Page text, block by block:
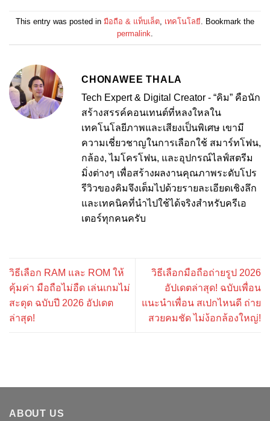
This entry was posted in มือถือ & แท็บเล็ต เทคโนโลยี . Bookmark the
permalink
CHONAWEE THALA
Tech Expert & Digital Creator - “คิม” คือนัก
สร้างสรรค์คอนเทนต์ที่หลงใหลใน
เทคโนโลยีภาพและเสียงเป็นพิเศษ เขามี
ความเชี่ยวชาญในการเลือกใช้ สมาร์ทโฟน,
กล้อง, ไมโครโฟน, และอุปกรณ์ไลฟ์สตรีม
มิ่งต่างๆ เพื่อสร้างผลงานคุณภาพระดับโปร
รีวิวของคิมจึงเต็มไปด้วยรายละเอียดเชิงลึก
และเทคนิคที่นำไปใช้ได้จริงสำหรับครีเอ
เตอร์ทุกคนครับ
วิธีเลือก RAM และ ROM ให้
คุ้มค่า มือถือไม่อืด เล่นเกมไม่
สะดุด ฉบับปี 2026 อัปเดต
ล่าสุด!
วิธีเลือกมือถือถ่ายรูป 2026
อัปเดตล่าสุด! ฉบับเพื่อน
แนะนำเพื่อน สเปกไหนดี ถ่าย
สวยคมชัด ไม่ง้อกล้องใหญ่!
ABOUT US